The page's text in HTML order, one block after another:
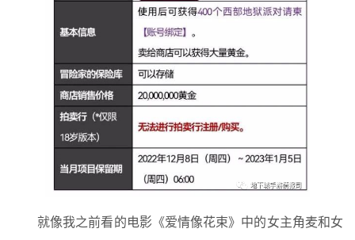
就像我之前看的电影《爱情像花束》中的女主角麦和女